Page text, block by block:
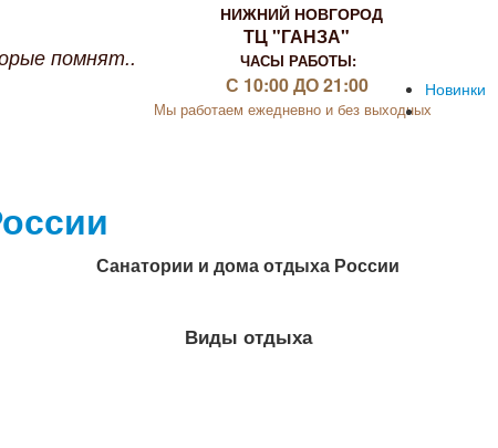
помнят..
НИЖНИЙ НОВГОРОД
ТЦ "ГАНЗА"
ЧАСЫ РАБОТЫ:
С 10:00 ДО 21:00
Мы работаем ежедневно и без выходных
Новинки
Cанатории и дома отдыха России
Виды отдыха